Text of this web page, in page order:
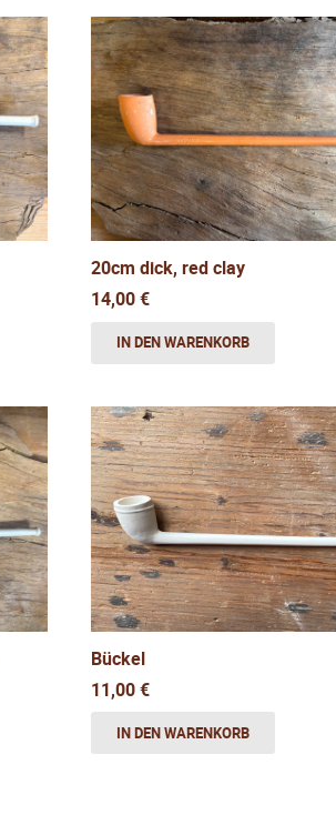
20cm dick, red clay
14,00€
IN DEN WARENKORB
Bückel
11,00€
IN DEN WARENKORB